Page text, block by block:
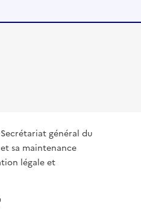
général du
sa maintenance
légale et